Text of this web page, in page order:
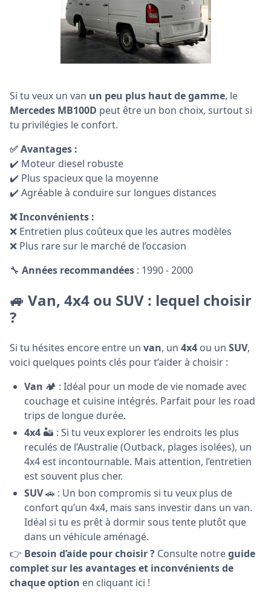
Si tu veux un van un peu plus haut de gamme, le
Mercedes MB100D peut être un bon choix, surtout si
tu privilégies le confort.
✅ Avantages :
✔️ Moteur diesel robuste
✔️ Plus spacieux que la moyenne
✔️ Agréable à conduire sur longues distances
❌ Inconvénients :
❌ Entretien plus coûteux que les autres modèles
❌ Plus rare sur le marché de l’occasion
🔧 Années recommandées : 1990 - 2000
🚙 Van, 4x4 ou SUV : lequel choisir
?
Si tu hésites encore entre un van, un 4x4 ou un SUV,
voici quelques points clés pour t’aider à choisir :
Van 🏕️ : Idéal pour un mode de vie nomade avec
couchage et cuisine intégrés. Parfait pour les road
trips de longue durée.
4x4 🏜️ : Si tu veux explorer les endroits les plus
reculés de l’Australie (Outback, plages isolées), un
4x4 est incontournable. Mais attention, l’entretien
est souvent plus cher.
SUV🚗 : Un bon compromis si tu veux plus de
confort qu’un 4x4, mais sans investir dans un van.
Idéal si tu es prêt à dormir sous tente plutôt que
dans un véhicule aménagé.
👉 Besoin d’aide pour choisir ? Consulte notreguide
complet sur les avantages et inconvénients de
chaque option en cliquant ici !